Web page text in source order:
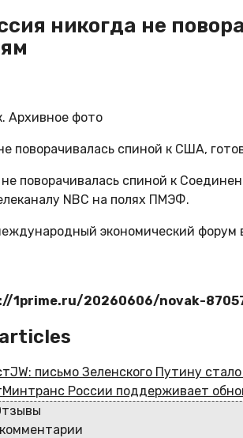
никогда не
Архивное фото
поворачивалась спиной к США,
не поворачивалась спиной к
NBC на полях ПМЭФ.
экономический
1prime.ru/20260606/novak-
JW: письмо Зеленского Путину
Минтранс России поддерживает